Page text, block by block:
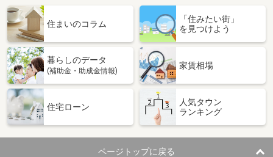
住まいのコラム
「住みたい街」
を見つけよう
暮らしのデータ
(補助金・助成金情報)
家賃相場
住宅ローン
人気タウン
ランキング
ページトップに戻る